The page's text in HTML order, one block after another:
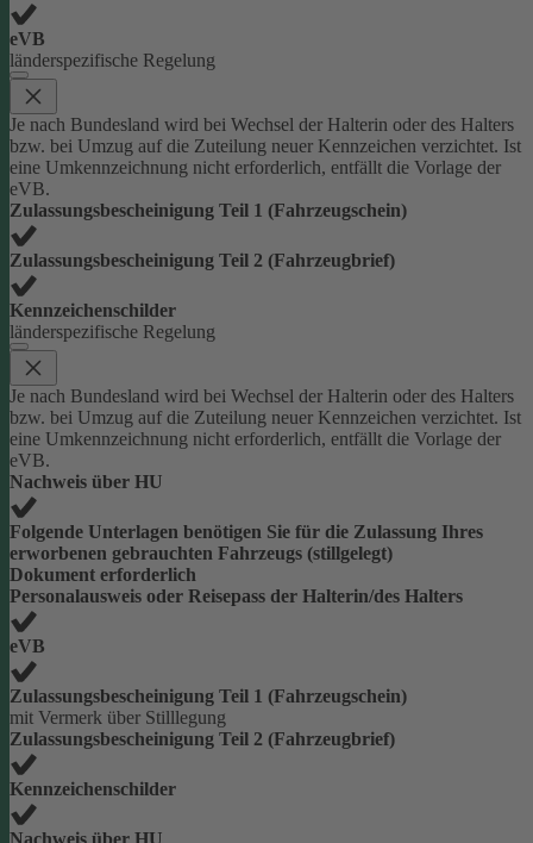
eVB
länderspezifische Regelung
Je nach Bundesland wird bei Wechsel der Halterin oder des Halters
bzw. bei Umzug auf die Zuteilung neuer Kennzeichen verzichtet. Ist
eine Umkennzeichnung nicht erforderlich, entfällt die Vorlage der
eVB.
Zulassungsbescheinigung Teil 1 (Fahrzeugschein)
Zulassungsbescheinigung Teil 2 (Fahrzeugbrief)
Kennzeichenschilder
länderspezifische Regelung
Je nach Bundesland wird bei Wechsel der Halterin oder des Halters
bzw. bei Umzug auf die Zuteilung neuer Kennzeichen verzichtet. Ist
eine Umkennzeichnung nicht erforderlich, entfällt die Vorlage der
eVB.
Nachweis über HU
Folgende Unterlagen benötigen Sie für die Zulassung Ihres
erworbenen gebrauchten Fahrzeugs (stillgelegt)
Dokument erforderlich
Personalausweis oder Reisepass der Halterin/des Halters
eVB
Zulassungsbescheinigung Teil 1 (Fahrzeugschein)
mit Vermerk über Stilllegung
Zulassungsbescheinigung Teil 2 (Fahrzeugbrief)
Kennzeichenschilder
Nachweis über HU